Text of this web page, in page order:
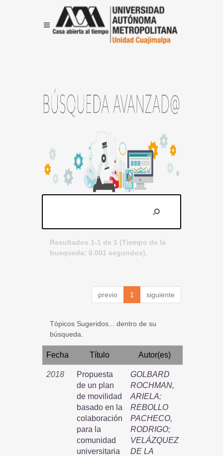
Resultados 1-1 de 1 (Tiempo de la
busqueda: 0.001 segundos).
previo 1 siguiente
Tópicos Sugeridos... dentro de su
búsqueda.
Fecha Título Autor(es)
2018
Propuesta
de un plan
de movilidad
basado en la
colaboración
para la
comunidad
universitaria
GOLBARD
ROCHMAN,
ARIELA;
REBOLLO
PACHECO,
RODRIGO;
VELÁZQUEZ
DE LA